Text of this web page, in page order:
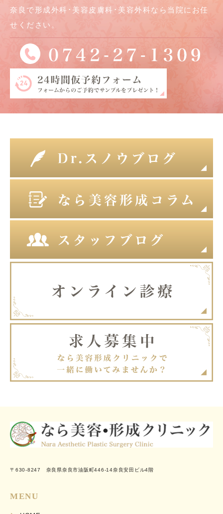
奈良で形成外科･美容皮膚科･美容外科なら当院にお任
せください。
〒630-8247 奈良県奈良市油阪町446-14奈良安田ビル4階
MENU